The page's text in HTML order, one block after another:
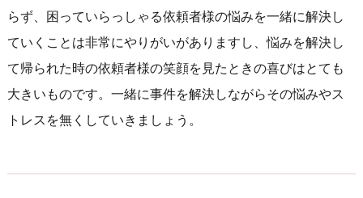
らず、困っていらっしゃる依頼者様の悩みを一緒に解決し
ていくことは非常にやりがいがありますし、悩みを解決し
て帰られた時の依頼者様の笑顔を見たときの喜びはとても
大きいものです。一緒に事件を解決しながらその悩みやス
トレスを無くしていきましょう。